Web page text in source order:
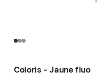
Coloris - Jaune fluo